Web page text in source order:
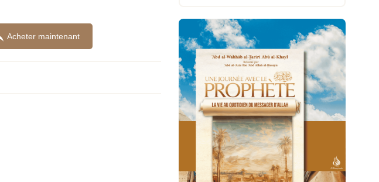
Acheter maintenant